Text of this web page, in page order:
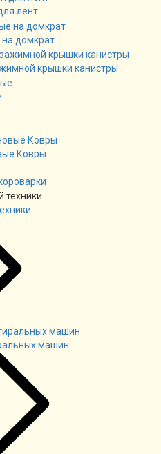
лент
домкрат
крышки канистры
Ковры
машин